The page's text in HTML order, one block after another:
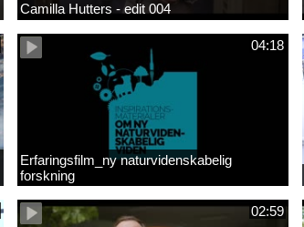
Camilla Hutters - edit 004
04:18
Erfaringsfilm_ny naturvidenskabelig
forskning
02:59